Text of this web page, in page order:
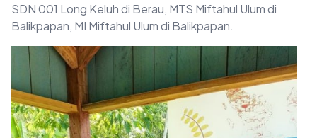
SDN 001 Long Keluh di Berau, MTS Miftahul Ulum di
Balikpapan, MI Miftahul Ulum di Balikpapan.